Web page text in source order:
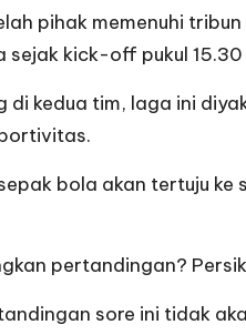
pihak memenuhi
kick-off pukul 15.30
kedua tim, laga ini
bola akan tertuju
pertandingan?
sore ini tidak